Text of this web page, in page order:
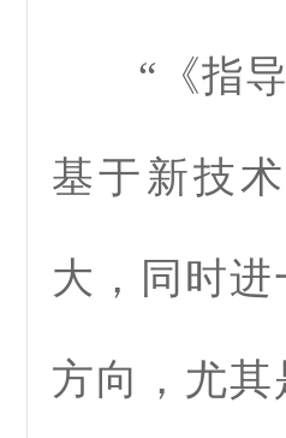
“《指导
基于新技
大，同时
方向，尤